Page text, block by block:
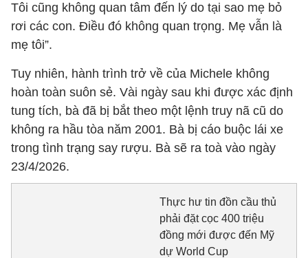
Tôi cũng không quan tâm đến lý do tại sao mẹ bỏ
rơi các con. Điều đó không quan trọng. Mẹ vẫn là
mẹ tôi”.
Tuy nhiên, hành trình trở về của Michele không
hoàn toàn suôn sẻ. Vài ngày sau khi được xác định
tung tích, bà đã bị bắt theo một lệnh truy nã cũ do
không ra hầu tòa năm 2001. Bà bị cáo buộc lái xe
trong tình trạng say rượu. Bà sẽ ra toà vào ngày
23/4/2026.
Thực hư tin đồn cầu thủ
phải đặt cọc 400 triệu
đồng mới được đến Mỹ
dự World Cup